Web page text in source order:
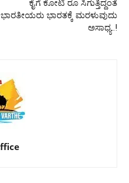
ಕೈಗೆ ಕೋಟಿ ರೂ ಸಿಗುತ್ತಿದ್ದಂತೆ
ಭಾರತೀಯರು ಭಾರತಕ್ಕೆ ಮರಳುವುದು
ಅಸಾಧ್ಯ..!